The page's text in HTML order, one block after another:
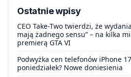
Ostatnie wpisy
CEO Take-Two twierdzi, że
mają żadnego sensu” – na kilka
premierą GTA VI
Podwyżka cen telefonów iPhone
poniedziałek? Nowe doniesienia